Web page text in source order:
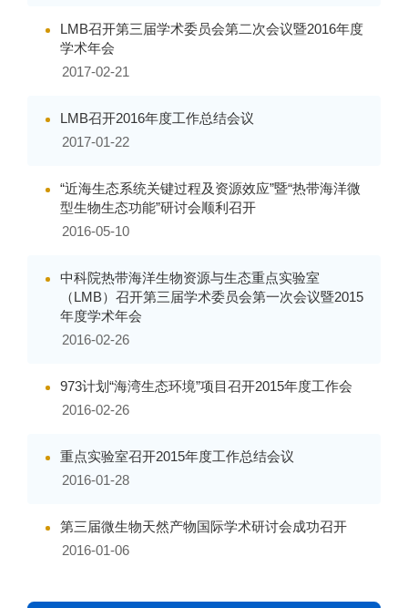
LMB召开第三届学术委员会第二次会议暨2016年度
学术年会
2017-02-21
LMB召开2016年度工作总结会议
2017-01-22
“近海生态系统关键过程及资源效应”暨“热带海洋微
型生物生态功能”研讨会顺利召开
2016-05-10
中科院热带海洋生物资源与生态重点实验室
（LMB）召开第三届学术委员会第一次会议暨2015
年度学术年会
2016-02-26
973计划“海湾生态环境”项目召开2015年度工作会
2016-02-26
重点实验室召开2015年度工作总结会议
2016-01-28
第三届微生物天然产物国际学术研讨会成功召开
2016-01-06